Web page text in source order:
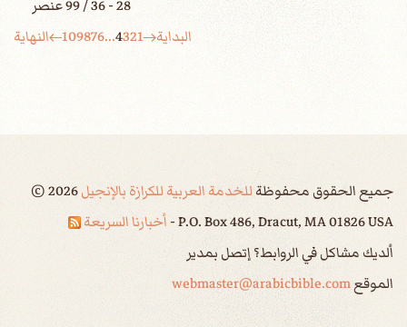
28 - 36 / 99 عنصر
البداية
1
2
3
4
...
6
7
8
9
10 النهاية
جميع الحقوق محفوظةللخدمة العربية للكرازة بالإنجيل ©2026
P.O. Box 486, Dracut, MA 01826 USA - أخبارنا السريعة
ألديك مشاكل في الروابط؟ إتصل بمدير
الموقعwebmaster@arabicbible.com